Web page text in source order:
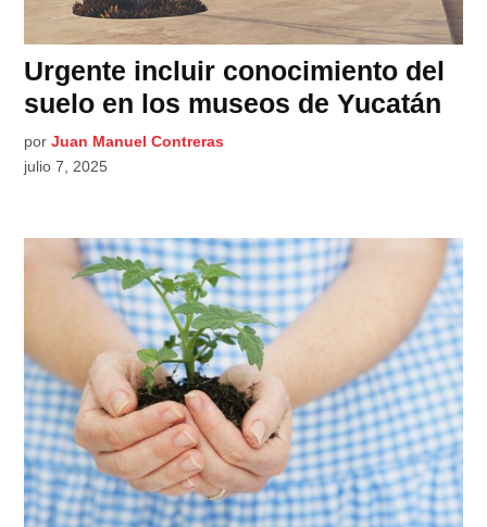
Urgente incluir conocimiento del
suelo en los museos de Yucatán
por Juan Manuel Contreras
julio 7, 2025